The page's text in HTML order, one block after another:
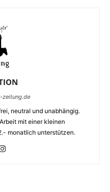
neutral und unabhängig.
mit einer kleinen
monatlich unterstützen.